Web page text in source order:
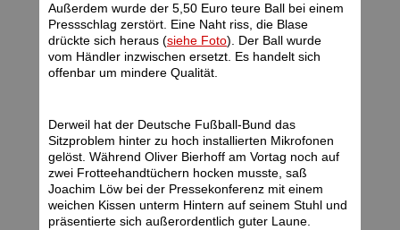
Außerdem wurde der 5,50 Euro teure Ball bei einem
Pressschlag zerstört. Eine Naht riss, die Blase
drückte sich heraus (siehe Foto). Der Ball wurde
vom Händler inzwischen ersetzt. Es handelt sich
offenbar um mindere Qualität.
Derweil hat der Deutsche Fußball-Bund das
Sitzproblem hinter zu hoch installierten Mikrofonen
gelöst. Während Oliver Bierhoff am Vortag noch auf
zwei Frotteehandtüchern hocken musste, saß
Joachim Löw bei der Pressekonferenz mit einem
weichen Kissen unterm Hintern auf seinem Stuhl und
präsentierte sich außerordentlich guter Laune.